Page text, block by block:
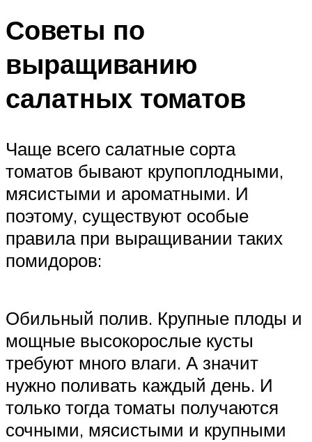
Советы по
выращиванию
салатных томатов
Чаще всего салатные сорта
томатов бывают крупоплодными,
мясистыми и ароматными. И
поэтому, существуют особые
правила при выращивании таких
помидоров:
Обильный полив. Крупные плоды и
мощные высокорослые кусты
требуют много влаги. А значит
нужно поливать каждый день. И
только тогда томаты получаются
сочными, мясистыми и крупными